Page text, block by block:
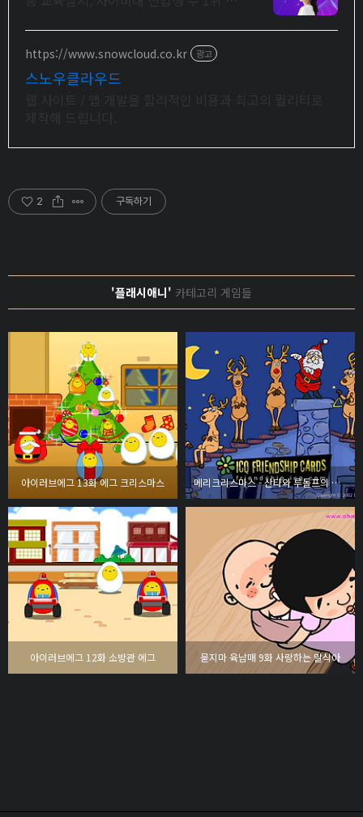
수학위까지
https://www.snowcloud.co.kr 광고
스노우클라우드
2 구독하기
'플래시애니' 카테고리 게임들
아이러브에그 13화 에그 크리스마스 메리크리스마스 - 산타와 루돌프의 합주
아이러브에그 12화 소방관 에그 묻지마 육남매 9화 사랑하는 말식아